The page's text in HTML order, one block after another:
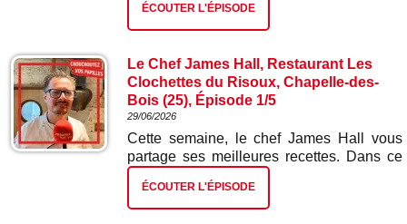
rouges.
ÉCOUTER L'ÉPISODE
Le Chef James Hall, Restaurant Les
Clochettes du Risoux, Chapelle-des-
Bois (25), Épisode 1/5
29/06/2026
Cette semaine, le chef James Hall vous
partage ses meilleures recettes. Dans ce
premier épisode : blinis et mousse de truite
fumée.
ÉCOUTER L'ÉPISODE